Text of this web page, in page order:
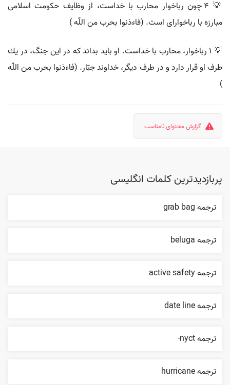
💡 4 چون رباخوار محارب با خداست، از وظايف حكومت اسلامى
مبارزه با رباخواراى است. (فاءذنوا بحرب من اللّه )
💡 1 رباخوار، محارب با خداست. او بايد بداند كه در اين جنگ، در يك
طرف او قرار دارد و در طرف ديگر، خداوند جبّار. (فاءذنوا بحرب من اللّه
)
گزارش محتوای نامناسب
پربازدیدترین کلمات انگلیسی
ترجمه grab bag
ترجمه beluga
ترجمه active safety
ترجمه date line
ترجمه nyct-
ترجمه hurricane